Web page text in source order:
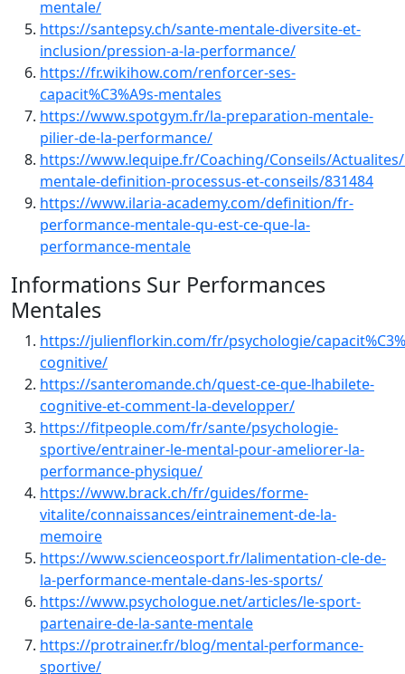
mentale/
https://santepsy.ch/sante-mentale-diversite-et-
inclusion/pression-a-la-performance/
https://fr.wikihow.com/renforcer-ses-
capacit%C3%A9s-mentales
https://www.spotgym.fr/la-preparation-mentale-
pilier-de-la-performance/
https://www.lequipe.fr/Coaching/Conseils/
mentale-definition-processus-et-conseils/831484
https://www.ilaria-academy.com/definition/fr-
performance-mentale-qu-est-ce-que-la-
performance-mentale
Informations Sur Performances
Mentales
https://julienflorkin.com/fr/psychologie/
cognitive/
https://santeromande.ch/quest-ce-que-lhabilete-
cognitive-et-comment-la-developper/
https://fitpeople.com/fr/sante/psychologie-
sportive/entrainer-le-mental-pour-ameliorer-la-
performance-physique/
https://www.brack.ch/fr/guides/forme-
vitalite/connaissances/eintrainement-de-la-
memoire
https://www.scienceosport.fr/lalimentation-cle-de-
la-performance-mentale-dans-les-sports/
https://www.psychologue.net/articles/le-sport-
partenaire-de-la-sante-mentale
https://protrainer.fr/blog/mental-performance-
sportive/